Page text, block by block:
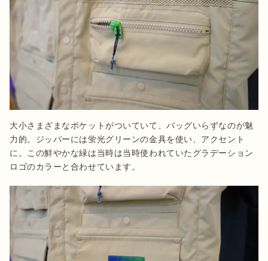
大小さまざまなポケットがついていて、バッグいらずなのが魅
力的。ジッパーには蛍光グリーンの金具を使い、アクセント
に。この鮮やかな緑は当時は当時使われていたグラデーション
ロゴのカラーと合わせています。